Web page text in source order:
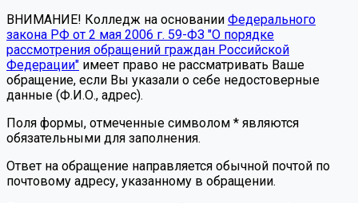
ВНИМАНИЕ! Колледж на основании Федерального
закона РФ от 2 мая 2006 г. 59-ФЗ "О порядке
рассмотрения обращений граждан Российской
Федерации" имеет право не рассматривать Ваше
обращение, если Вы указали о себе недостоверные
данные (Ф.И.О., адрес).
Поля формы, отмеченные символом * являются
обязательными для заполнения.
Ответ на обращение направляется обычной почтой по
почтовому адресу, указанному в обращении.